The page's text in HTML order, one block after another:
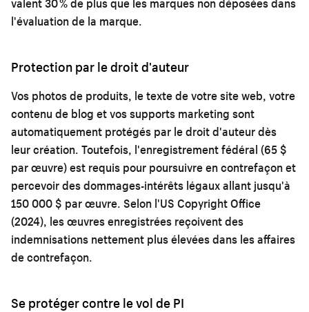
l'évaluation de la marque.
Protection par le droit d'auteur
Vos photos de produits, le texte de votre site web, votre
contenu de blog et vos supports marketing sont
automatiquement protégés par le droit d'auteur dès
leur création. Toutefois, l'enregistrement fédéral (65 $
par œuvre) est requis pour poursuivre en contrefaçon et
percevoir des dommages-intérêts légaux allant jusqu'à
150 000 $ par œuvre. Selon l'US Copyright Office
(2024), les œuvres enregistrées reçoivent des
indemnisations nettement plus élevées dans les affaires
de contrefaçon.
Se protéger contre le vol de PI